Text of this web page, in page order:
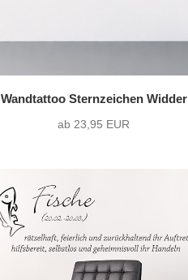
Wandtattoo Sternzeichen Widder
ab 23,95 EUR